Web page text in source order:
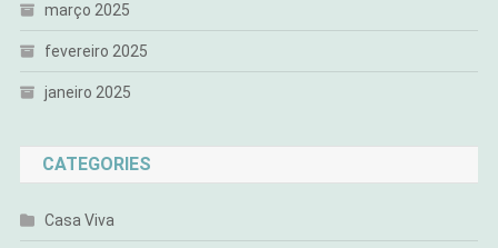
março 2025
fevereiro 2025
janeiro 2025
CATEGORIES
Casa Viva